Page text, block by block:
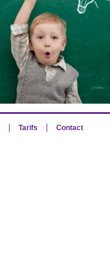
Tarifs Contact